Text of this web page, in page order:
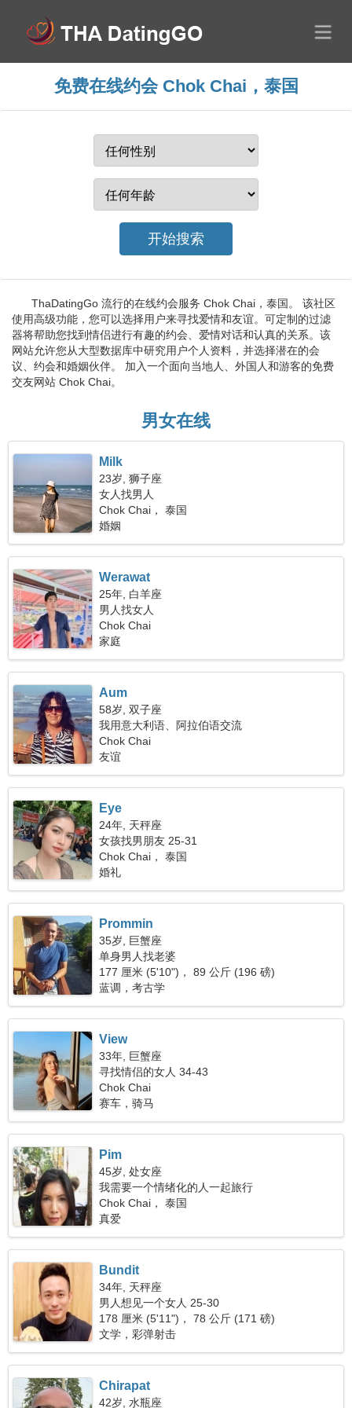
免费在线约会 Chok Chai，泰国
ThaDatingGo 流行的在线约会服务 Chok Chai，泰国。 该社区
使用高级功能，您可以选择用户来寻找爱情和友谊。可定制的过滤
器将帮助您找到情侣进行有趣的约会、爱情对话和认真的关系。该
网站允许您从大型数据库中研究用户个人资料，并选择潜在的会
议、约会和婚姻伙伴。 加入一个面向当地人、外国人和游客的免费
交友网站 Chok Chai。
男女在线
Milk
23岁, 狮子座
女人找男人
Chok Chai， 泰国
婚姻
Werawat
25年, 白羊座
男人找女人
Chok Chai
家庭
Aum
58岁, 双子座
我用意大利语、阿拉伯语交流
Chok Chai
友谊
Eye
24年, 天秤座
女孩找男朋友 25-31
Chok Chai， 泰国
婚礼
Prommin
35岁, 巨蟹座
单身男人找老婆
177 厘米 (5'10")， 89 公斤 (196 磅)
蓝调，考古学
View
33年, 巨蟹座
寻找情侣的女人 34-43
Chok Chai
赛车，骑马
Pim
45岁, 处女座
我需要一个情绪化的人一起旅行
Chok Chai， 泰国
真爱
Bundit
34年, 天秤座
男人想见一个女人 25-30
178 厘米 (5'11")， 78 公斤 (171 磅)
文学，彩弹射击
Chirapat
42岁, 水瓶座